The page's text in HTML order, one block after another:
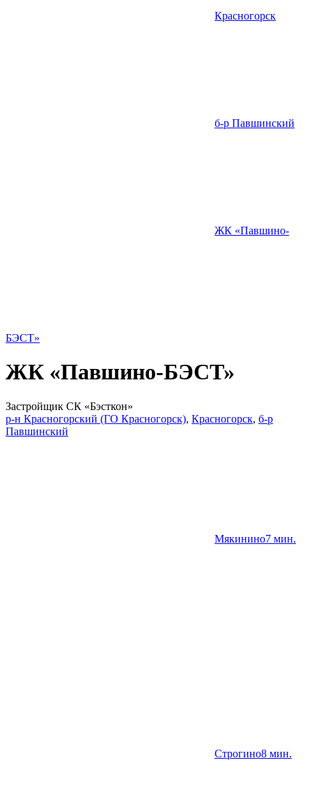
Красногорск
б-р Павшинский
ЖК «Павшино-
БЭСТ»
ЖК «Павшино-БЭСТ»
Застройщик СК «Бэсткон»
р-н Красногорский (ГО Красногорск), Красногорск, б-р
Павшинский
Мякинино7 мин.
Строгино8 мин.